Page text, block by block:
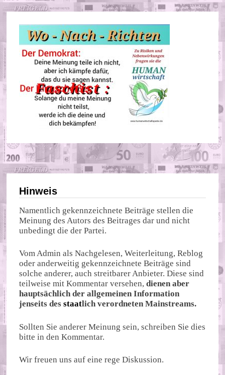
Hinweis
Namentlich gekennzeichnete Beiträge stellen die
Meinung des Autors des Beitrages dar und nicht
unbedingt die der Partei.
Vom Admin als Nachgelesen, Weiterleitung, Reblog
oder anderweitig gekennzeichnete Beiträge sind
solche anderer, auch streitbarer Anbieter. Diese sind
teilweise mit Kommentar versehen,dienen aber
hauptsächlich der allgemeinen Information
jenseits desstaatlich verordneten Mainstreams.
Sollten Sie anderer Meinung sein, schreiben Sie dies
bitte in den Kommentar.
Wir freuen uns auf eine rege Diskussion.